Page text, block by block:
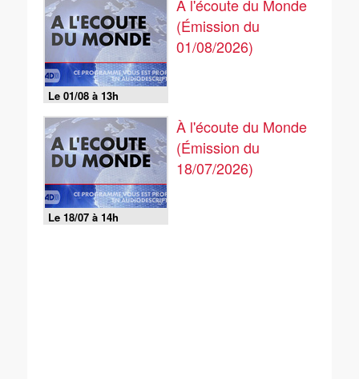
Le 01/08 à 13h
À l'écoute du Monde
(Émission du
01/08/2026)
Le 18/07 à 14h
À l'écoute du Monde
(Émission du
18/07/2026)